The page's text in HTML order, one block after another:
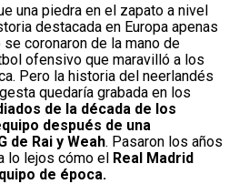
una piedra en el zapato a nivel
destacada en Europa apenas
coronaron de la mano de
ofensivo que maravilló a los
Pero la historia del neerlandés
quedaría grabada en los
de la década de los
después de una
de Rai y Weah. Pasaron los años
lo lejos cómo el Real Madrid
de época.